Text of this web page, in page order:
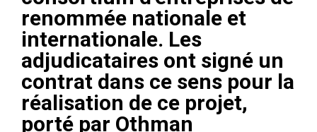
renommée nationale et
internationale. Les
adjudicataires ont signé un
contrat dans ce sens pour la
réalisation de ce projet,
porté par Othman